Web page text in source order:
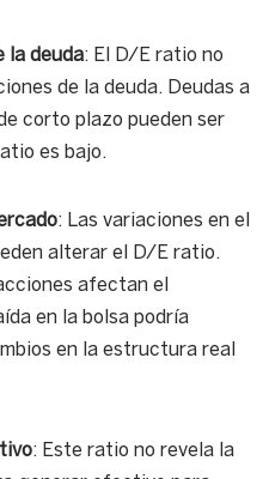
la deuda: El D/E ratio no
de la deuda. Deudas a
corto plazo pueden ser
es bajo.
: Las variaciones en el
alterar el D/E ratio.
afectan el
en la bolsa podría
en la estructura real
: Este ratio no revela la